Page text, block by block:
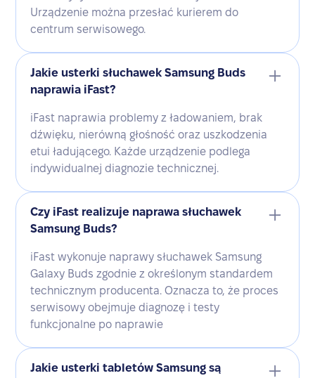
Urządzenie można przesłać kurierem do
centrum serwisowego.
Jakie usterki słuchawek Samsung Buds
naprawia iFast?
iFast naprawia problemy z ładowaniem, brak
dźwięku, nierówną głośność oraz uszkodzenia
etui ładującego. Każde urządzenie podlega
indywidualnej diagnozie technicznej.
Czy iFast realizuje naprawa słuchawek
Samsung Buds?
iFast wykonuje naprawy słuchawek Samsung
Galaxy Buds zgodnie z określonym standardem
technicznym producenta. Oznacza to, że proces
serwisowy obejmuje diagnozę i testy
funkcjonalne po naprawie
Jakie usterki tabletów Samsung są